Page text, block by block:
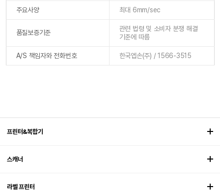
주요사양 최대 6mm/sec
품질보증기준
관련 법령 및 소비자 분쟁 해결
기준에 따름
A/S 책임자와 전화번호 한국엡손(주) / 1566-3515
프린터&복합기
스캐너
라벨 프린터